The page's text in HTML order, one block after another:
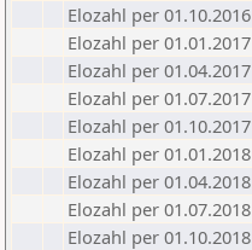
Elozahl per 01.10.2016
Elozahl per 01.01.2017
Elozahl per 01.04.2017
Elozahl per 01.07.2017
Elozahl per 01.10.2017
Elozahl per 01.01.2018
Elozahl per 01.04.2018
Elozahl per 01.07.2018
Elozahl per 01.10.2018